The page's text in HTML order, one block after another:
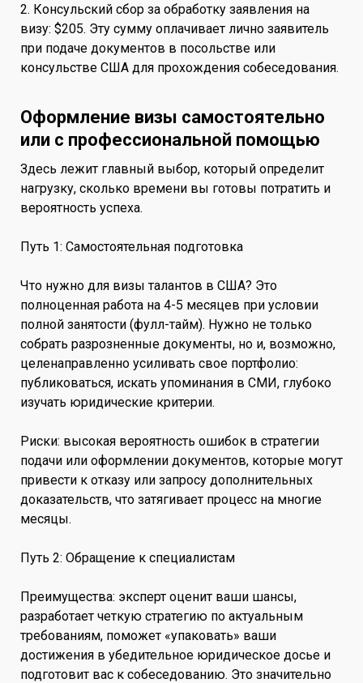
2. Консульский сбор за обработку заявления на
визу: $205. Эту сумму оплачивает лично заявитель
при подаче документов в посольстве или
консульстве США для прохождения собеседования.
Оформление визы самостоятельно
или с профессиональной помощью
Здесь лежит главный выбор, который определит
нагрузку, сколько времени вы готовы потратить и
вероятность успеха.
Путь 1: Самостоятельная подготовка
Что нужно для визы талантов в США? Это
полноценная работа на 4-5 месяцев при условии
полной занятости (фулл-тайм). Нужно не только
собрать разрозненные документы, но и, возможно,
целенаправленно усиливать свое портфолио:
публиковаться, искать упоминания в СМИ, глубоко
изучать юридические критерии.
Риски: высокая вероятность ошибок в стратегии
подачи или оформлении документов, которые могут
привести к отказу или запросу дополнительных
доказательств, что затягивает процесс на многие
месяцы.
Путь 2: Обращение к специалистам
Преимущества: эксперт оценит ваши шансы,
разработает четкую стратегию по актуальным
требованиям, поможет «упаковать» ваши
достижения в убедительное юридическое досье и
подготовит вас к собеседованию. Это значительно